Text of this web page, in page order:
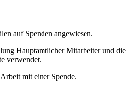
auf Spenden angewiesen.
Hauptamtlicher Mitarbeiter und die
verwendet.
mit einer Spende.